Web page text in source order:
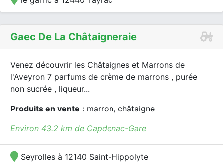
Gaec De La Châtaigneraie
Venez découvrir les Châtaignes et Marrons de
l'Aveyron 7 parfums de crème de marrons , purée
non sucrée , liqueur...
Produits en vente : marron, châtaigne
Environ 43.2 km de Capdenac-Gare
Seyrolles à 12140 Saint-Hippolyte